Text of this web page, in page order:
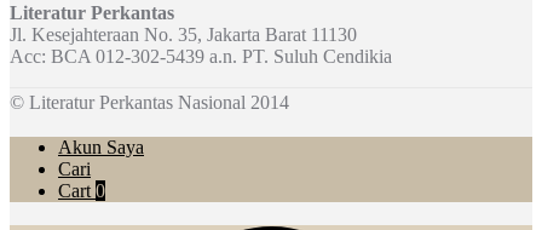
Literatur Perkantas
Jl. Kesejahteraan No. 35, Jakarta Barat 11130
Acc: BCA 012-302-5439 a.n. PT. Suluh Cendikia
© Literatur Perkantas Nasional 2014
Akun Saya
Cari
Cart 0